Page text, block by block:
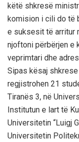
këtë shkresë
komision i cili do të
e suksesit të arritur
njoftoni përbërjen e
veprimtari dhe
Sipas kësaj
regjistrohen 21
Tiranës 3, në
Institutun e lart të
Universitetin “Luigj
Universitetin